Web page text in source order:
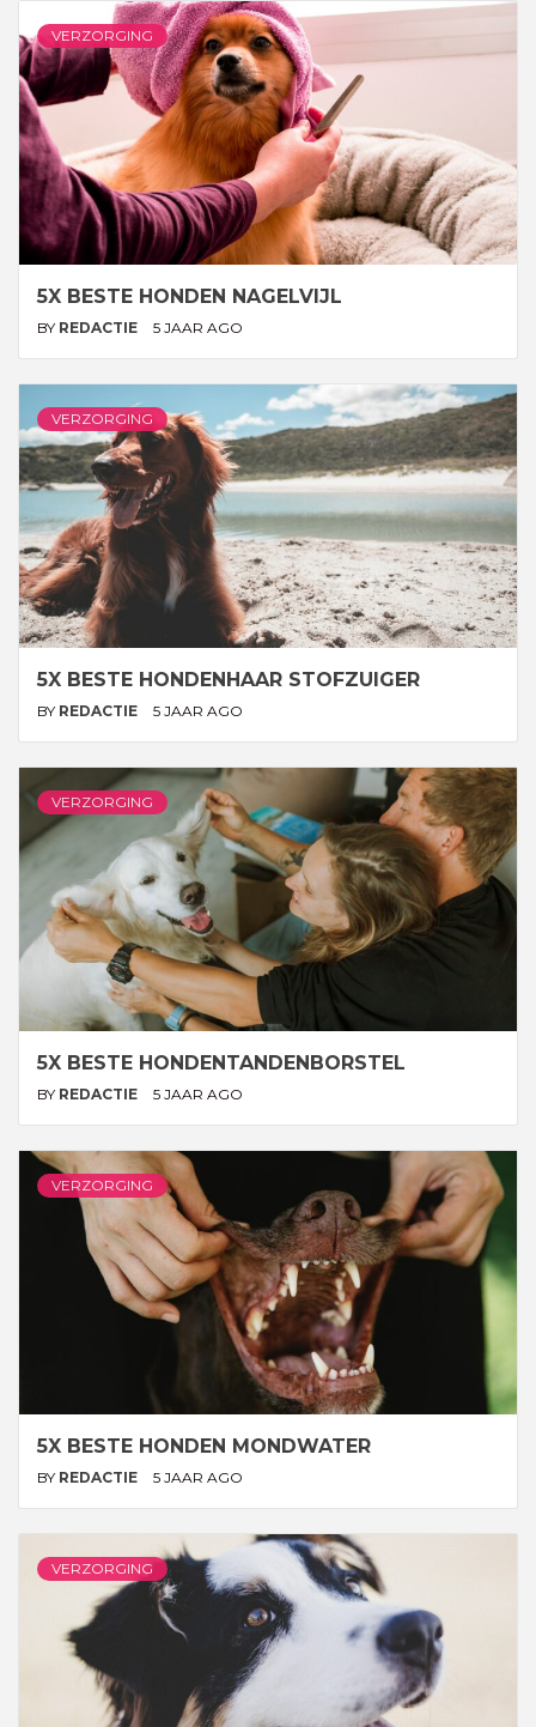
VERZORGING
5X BESTE HONDEN NAGELVIJL
BY REDACTIE 5 JAAR AGO
VERZORGING
5X BESTE HONDENHAAR STOFZUIGER
BY REDACTIE 5 JAAR AGO
VERZORGING
5X BESTE HONDENTANDENBORSTEL
BY REDACTIE 5 JAAR AGO
VERZORGING
5X BESTE HONDEN MONDWATER
BY REDACTIE 5 JAAR AGO
VERZORGING